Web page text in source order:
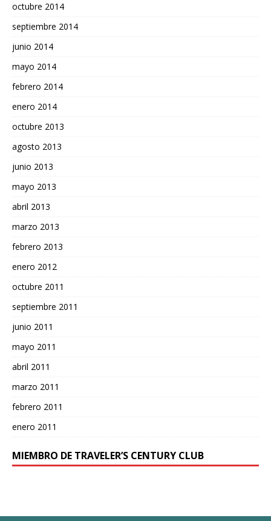
octubre 2014
septiembre 2014
junio 2014
mayo 2014
febrero 2014
enero 2014
octubre 2013
agosto 2013
junio 2013
mayo 2013
abril 2013
marzo 2013
febrero 2013
enero 2012
octubre 2011
septiembre 2011
junio 2011
mayo 2011
abril 2011
marzo 2011
febrero 2011
enero 2011
MIEMBRO DE TRAVELER’S CENTURY CLUB